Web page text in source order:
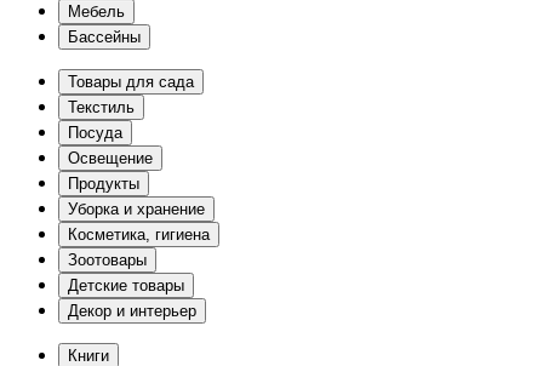
Мебель
Бассейны
Товары для сада
Текстиль
Посуда
Освещение
Продукты
Уборка и хранение
Косметика, гигиена
Зоотовары
Детские товары
Декор и интерьер
Книги